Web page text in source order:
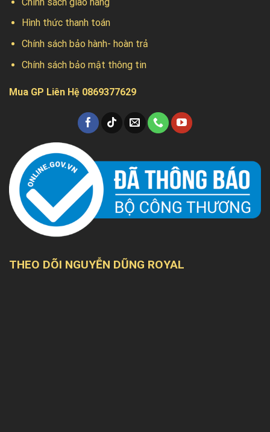
Hình thức thanh toán
Chính sách bảo hành- hoàn trả
Chính sách bảo mật thông tin
Mua GP Liên Hệ 0869377629
THEO DÕI NGUYỄN DŨNG ROYAL